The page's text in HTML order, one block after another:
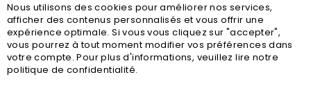
Nous utilisons des cookies pour améliorer nos services,
afficher des contenus personnalisés et vous offrir une
expérience optimale. Si vous vous cliquez sur "accepter",
vous pourrez à tout moment modifier vos préférences dans
votre compte. Pour plus d'informations, veuillez lire notre
politique de confidentialité.